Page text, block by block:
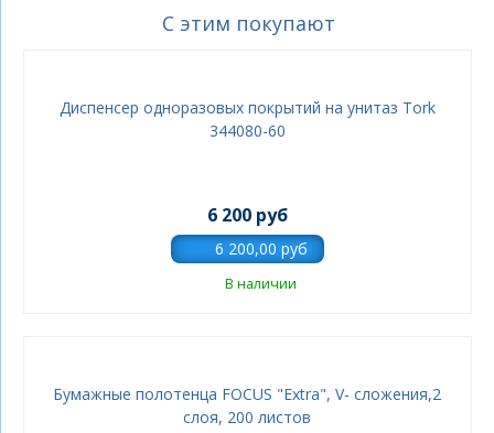
С этим покупают
Диспенсер одноразовых покрытий на унитаз Tork
344080-60
6 200 руб
В наличии
Бумажные полотенца FOCUS "Extra", V- сложения,2
слоя, 200 листов